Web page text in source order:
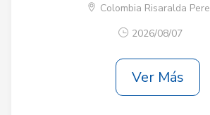
Colombia Risaralda
2026/08/07
Ver Más